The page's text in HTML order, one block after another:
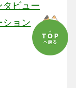
タビュー
ション